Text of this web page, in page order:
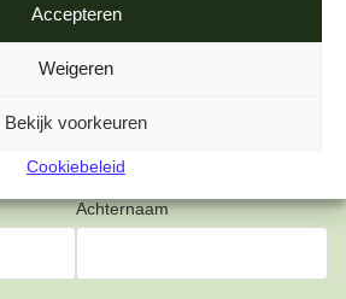
Accepteren
Weigeren
Bekijk voorkeuren
Cookiebeleid
Achternaam